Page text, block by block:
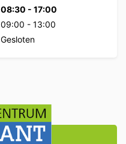
08:30 - 17:00
09:00 - 13:00
Gesloten